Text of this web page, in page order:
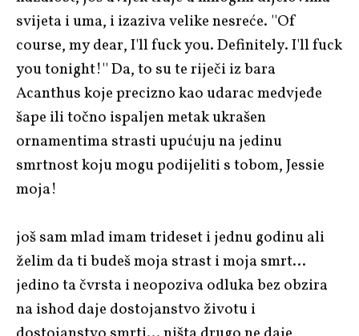
svijeta i uma, i izaziva velike nesreće. ''Of
course, my dear, I'll fuck you. Definitely. I'll fuck
you tonight!'' Da, to su te riječi iz bara
Acanthus koje precizno kao udarac medvjeđe
šape ili točno ispaljen metak ukrašen
ornamentima strasti upućuju na jedinu
smrtnost koju mogu podijeliti s tobom, Jessie
moja!
još sam mlad imam trideset i jednu godinu ali
želim da ti budeš moja strast i moja smrt…
jedino ta čvrsta i neopoziva odluka bez obzira
na ishod daje dostojanstvo životu i